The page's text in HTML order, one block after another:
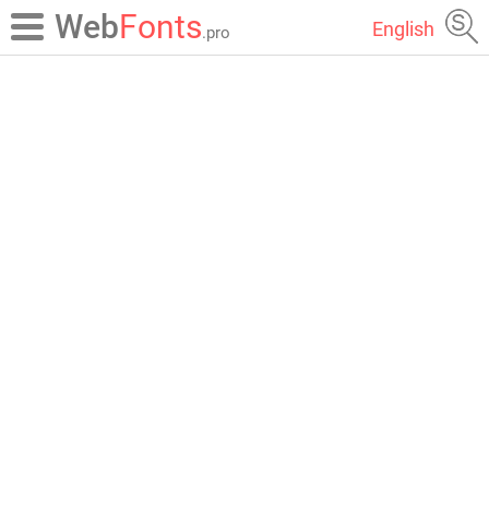
WebFonts.pro English